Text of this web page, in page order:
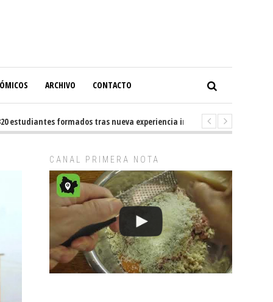
ARCHIVO CONTACTO
formados tras nueva experiencia internacional en Buenos
CANAL PRIMERA NOTA